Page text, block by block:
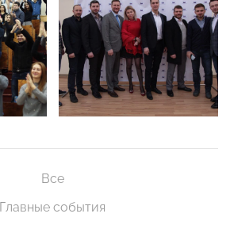
Все
Главные события